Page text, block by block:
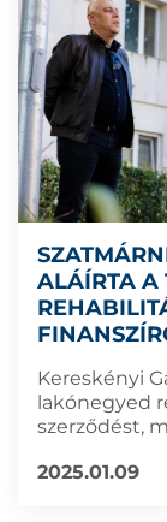
ALÁÍRTA A
Kereskényi
lakónegyed
szerződést,
2025.01.09